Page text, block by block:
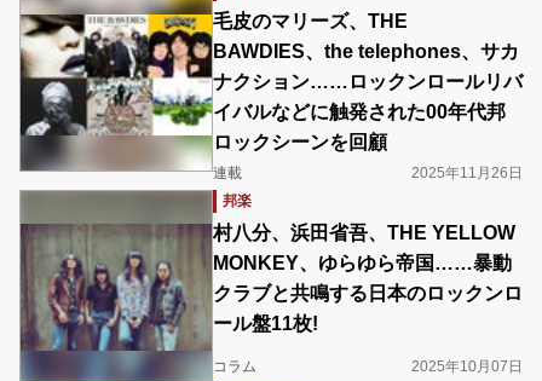
毛皮のマリーズ、THE
BAWDIES、the telephones、サカ
ナクション……ロックンロールリバ
イバルなどに触発された00年代邦
ロックシーンを回顧
連載
2025年11月26日
邦楽
村八分、浜田省吾、THE YELLOW
MONKEY、ゆらゆら帝国……暴動
クラブと共鳴する日本のロックンロ
ール盤11枚!
コラム
2025年10月07日